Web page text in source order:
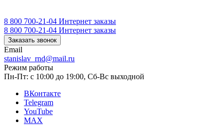
8 800 700-21-04 Интернет заказы
8 800 700-21-04 Интернет заказы
Заказать звонок
Email
stanislav_rnd@mail.ru
Режим работы
Пн-Пт: с 10:00 до 19:00, Сб-Вс выходной
ВКонтакте
Telegram
YouTube
MAX